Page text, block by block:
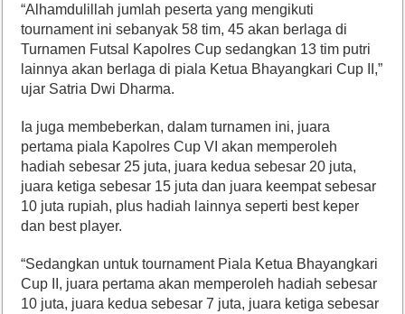
“Alhamdulillah jumlah peserta yang mengikuti
tournament ini sebanyak 58 tim, 45 akan berlaga di
Turnamen Futsal Kapolres Cup sedangkan 13 tim putri
lainnya akan berlaga di piala Ketua Bhayangkari Cup II,”
ujar Satria Dwi Dharma.
Ia juga membeberkan, dalam turnamen ini, juara
pertama piala Kapolres Cup VI akan memperoleh
hadiah sebesar 25 juta, juara kedua sebesar 20 juta,
juara ketiga sebesar 15 juta dan juara keempat sebesar
10 juta rupiah, plus hadiah lainnya seperti best keper
dan best player.
“Sedangkan untuk tournament Piala Ketua Bhayangkari
Cup II, juara pertama akan memperoleh hadiah sebesar
10 juta, juara kedua sebesar 7 juta, juara ketiga sebesar